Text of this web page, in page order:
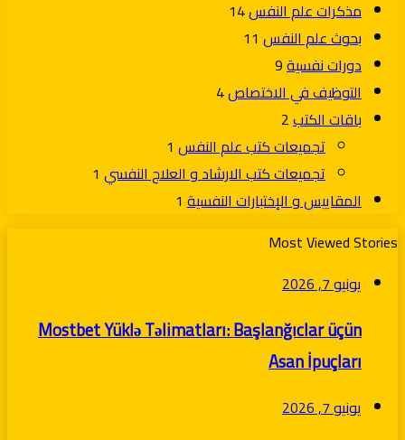
مذكرات علم النفس14
بحوث علم النفس 11
دورات نفسية9
التوظيف في الاختصاص4
باقات الكتب2
تجميعات كتب علم النفس 1
تجميعات كتب الارشاد و العلاج النفسي 1
المقاييس و الإختبارات النفسية 1
Most Viewed Stories
يونيو 7, 2026
Mostbet Yüklə Təlimatları: Başlanğıclar üçün
Asan İpuçları
يونيو 7, 2026